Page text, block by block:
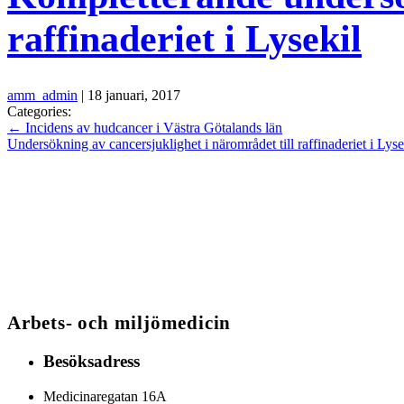
raffinaderiet i Lysekil
amm_admin | 18 januari, 2017
Categories:
← Incidens av hudcancer i Västra Götalands län
Undersökning av cancersjuklighet i närområdet till raffinaderiet i
Arbets- och miljömedicin
Besöksadress
Medicinaregatan 16A